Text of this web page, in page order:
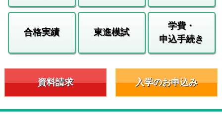
合格実績 東進模試
学費・
申込手続き
資料請求 入学のお申込み